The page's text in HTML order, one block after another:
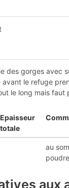
des gorges avec
le refuge
le long mais
Epaisseur
totale
au
aux